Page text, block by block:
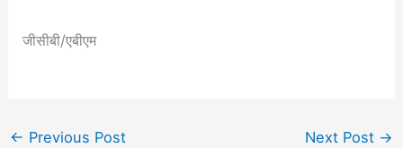
जीसीबी/एबीएम
← Previous Post Next Post →